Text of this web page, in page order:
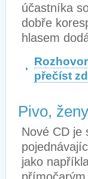
účastníka
dobře
hlasem
přečíst
Pivo,
Nové CD je
jako